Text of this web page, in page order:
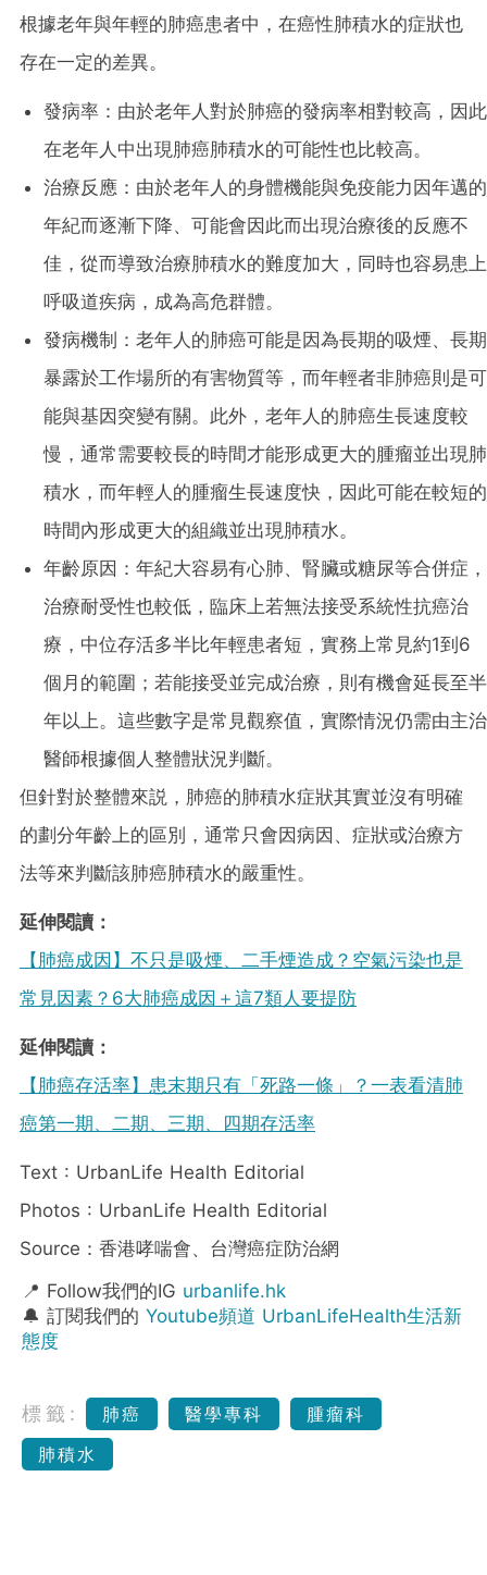
根據老年與年輕的肺癌患者中，在癌性肺積水的症狀也
存在一定的差異。
發病率：由於老年人對於肺癌的發病率相對較高，因此
在老年人中出現肺癌肺積水的可能性也比較高。
治療反應：由於老年人的身體機能與免疫能力因年邁的
年紀而逐漸下降、可能會因此而出現治療後的反應不
佳，從而導致治療肺積水的難度加大，同時也容易患上
呼吸道疾病，成為高危群體。
發病機制：老年人的肺癌可能是因為長期的吸煙、長期
暴露於工作場所的有害物質等，而年輕者非肺癌則是可
能與基因突變有關。此外，老年人的肺癌生長速度較
慢，通常需要較長的時間才能形成更大的腫瘤並出現肺
積水，而年輕人的腫瘤生長速度快，因此可能在較短的
時間內形成更大的組織並出現肺積水。
年齡原因： 年紀大容易有心肺、腎臟或糖尿等合併症，
治療耐受性也較低，臨床上若無法接受系統性抗癌治
療，中位存活多半比年輕患者短，實務上常見約1到6
個月的範圍；若能接受並完成治療，則有機會延長至半
年以上。這些數字是常見觀察值，實際情況仍需由主治
醫師根據個人整體狀況判斷。
但針對於整體來説，肺癌的肺積水症狀其實並沒有明確
的劃分年齡上的區別，通常只會因病因、症狀或治療方
法等來判斷該肺癌肺積水的嚴重性。
延伸閱讀：
【肺癌成因】不只是吸煙、二手煙造成？空氣污染也是
常見因素？6大肺癌成因＋這7類人要提防
延伸閱讀：
【肺癌存活率】患末期只有「死路一條」？一表看清肺
癌第一期、二期、三期、四期存活率
Text : UrbanLife Health Editorial
Photos : UrbanLife Health Editorial
Source：香港哮喘會、台灣癌症防治網
📍 Follow我們的IG urbanlife.hk
🔔 訂閱我們的 Youtube頻道 UrbanLifeHealth生活新
態度
標籤: 肺癌 醫學專科
腫瘤科
肺積水